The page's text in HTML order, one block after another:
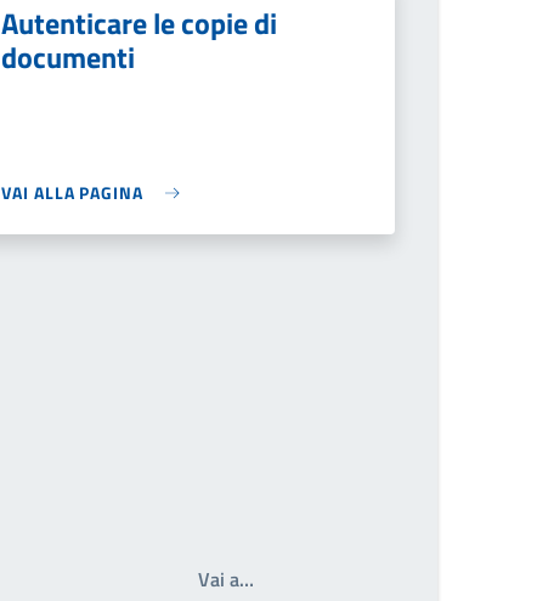
Autenticare le copie di
documenti
VAI ALLA PAGINA
Vai a…Scrivi il numero della pagina a cui